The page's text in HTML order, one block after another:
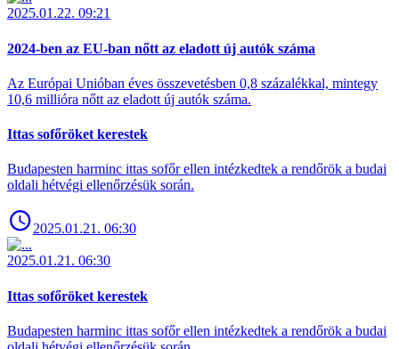
2025.01.22. 09:21
2024-ben az EU-ban nőtt az eladott új autók száma
Az Európai Unióban éves összevetésben 0,8 százalékkal, mintegy
10,6 millióra nőtt az eladott új autók száma.
Ittas sofőröket kerestek
Budapesten harminc ittas sofőr ellen intézkedtek a rendőrök a budai
oldali hétvégi ellenőrzésük során.
2025.01.21. 06:30
2025.01.21. 06:30
Ittas sofőröket kerestek
Budapesten harminc ittas sofőr ellen intézkedtek a rendőrök a budai